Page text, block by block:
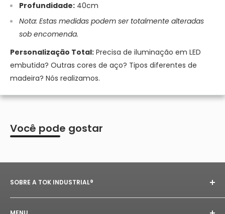
Profundidade: 40cm
Nota: Estas medidas podem ser totalmente alteradas
sob encomenda.
Personalização Total: Precisa de iluminação em LED
embutida? Outras cores de aço? Tipos diferentes de
madeira? Nós realizamos.
Você pode gostar
SOBRE A TOK INDUSTRIAL®
Desde 2020, aTok Industrial®transforma aço e